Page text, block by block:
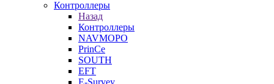
Контроллеры
Назад
Контроллеры
NAVMOPO
PrinCe
SOUTH
EFT
E-Survey